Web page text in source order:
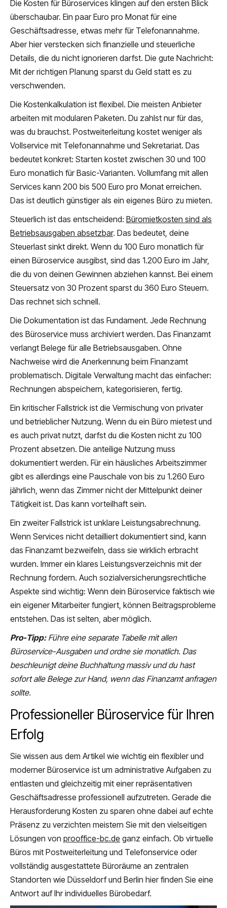
Die Kosten für Büroservices klingen auf den ersten Blick
überschaubar. Ein paar Euro pro Monat für eine
Geschäftsadresse, etwas mehr für Telefonannahme.
Aber hier verstecken sich finanzielle und steuerliche
Details, die du nicht ignorieren darfst. Die gute Nachricht:
Mit der richtigen Planung sparst du Geld statt es zu
verschwenden.
Die Kostenkalkulation ist flexibel. Die meisten Anbieter
arbeiten mit modularen Paketen. Du zahlst nur für das,
was du brauchst. Postweiterleitung kostet weniger als
Vollservice mit Telefonannahme und Sekretariat. Das
bedeutet konkret: Starten kostet zwischen 30 und 100
Euro monatlich für Basic-Varianten. Vollumfang mit allen
Services kann 200 bis 500 Euro pro Monat erreichen.
Das ist deutlich günstiger als ein eigenes Büro zu mieten.
Steuerlich ist das entscheidend: Büromietkosten sind als
Betriebsausgaben absetzbar. Das bedeutet, deine
Steuerlast sinkt direkt. Wenn du 100 Euro monatlich für
einen Büroservice ausgibst, sind das 1.200 Euro im Jahr,
die du von deinen Gewinnen abziehen kannst. Bei einem
Steuersatz von 30 Prozent sparst du 360 Euro Steuern.
Das rechnet sich schnell.
Die Dokumentation ist das Fundament. Jede Rechnung
des Büroservice muss archiviert werden. Das Finanzamt
verlangt Belege für alle Betriebsausgaben. Ohne
Nachweise wird die Anerkennung beim Finanzamt
problematisch. Digitale Verwaltung macht das einfacher:
Rechnungen abspeichern, kategorisieren, fertig.
Ein kritischer Fallstrick ist die Vermischung von privater
und betrieblicher Nutzung. Wenn du ein Büro mietest und
es auch privat nutzt, darfst du die Kosten nicht zu 100
Prozent absetzen. Die anteilige Nutzung muss
dokumentiert werden. Für ein häusliches Arbeitszimmer
gibt es allerdings eine Pauschale von bis zu 1.260 Euro
jährlich, wenn das Zimmer nicht der Mittelpunkt deiner
Tätigkeit ist. Das kann vorteilhaft sein.
Ein zweiter Fallstrick ist unklare Leistungsabrechnung.
Wenn Services nicht detailliert dokumentiert sind, kann
das Finanzamt bezweifeln, dass sie wirklich erbracht
wurden. Immer ein klares Leistungsverzeichnis mit der
Rechnung fordern. Auch sozialversicherungsrechtliche
Aspekte sind wichtig: Wenn dein Büroservice faktisch wie
ein eigener Mitarbeiter fungiert, können Beitragsprobleme
entstehen. Das ist selten, aber möglich.
Pro-Tipp: Führe eine separate Tabelle mit allen
Büroservice-Ausgaben und ordne sie monatlich. Das
beschleunigt deine Buchhaltung massiv und du hast
sofort alle Belege zur Hand, wenn das Finanzamt anfragen
sollte.
Professioneller Büroservice für Ihren
Erfolg
Sie wissen aus dem Artikel wie wichtig ein flexibler und
moderner Büroservice ist um administrative Aufgaben zu
entlasten und gleichzeitig mit einer repräsentativen
Geschäftsadresse professionell aufzutreten. Gerade die
Herausforderung Kosten zu sparen ohne dabei auf echte
Präsenz zu verzichten meistern Sie mit den vielseitigen
Lösungen von prooffice-bc.de ganz einfach. Ob virtuelle
Büros mit Postweiterleitung und Telefonservice oder
vollständig ausgestattete Büroräume an zentralen
Standorten wie Düsseldorf und Berlin hier finden Sie eine
Antwort auf Ihr individuelles Bürobedarf.